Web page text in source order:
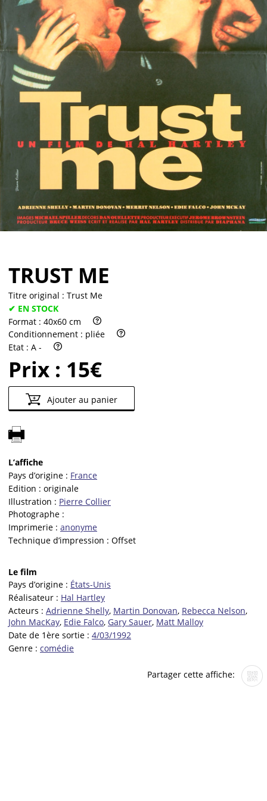
Vendre
TRUST ME
Titre original : Trust Me
✔ EN STOCK
Format : 40x60 cm
Conditionnement : pliée
Etat : A -
Prix : 15€
Ajouter au panier
L’affiche
Pays d’origine : France
Edition : originale
Illustration : Pierre Collier
Photographe :
Imprimerie : anonyme
Technique d’impression : Offset
Le film
Pays d’origine : États-Unis
Réalisateur : Hal Hartley
Acteurs : Adrienne Shelly, Martin Donovan, Rebecca Nelson,
John MacKay, Edie Falco, Gary Sauer, Matt Malloy
Date de 1ère sortie : 4/03/1992
Genre : comédie
Partager cette affiche: